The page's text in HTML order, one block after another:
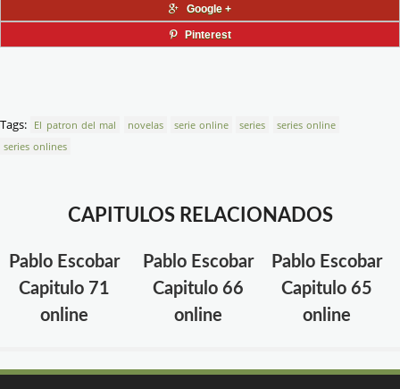
Google +
Pinterest
Tags: El patron del mal novelas serie online series
series online
series onlines
CAPITULOS RELACIONADOS
Pablo Escobar
Capitulo 71
online
Pablo Escobar
Capitulo 66
online
Pablo Escobar
Capitulo 65
online